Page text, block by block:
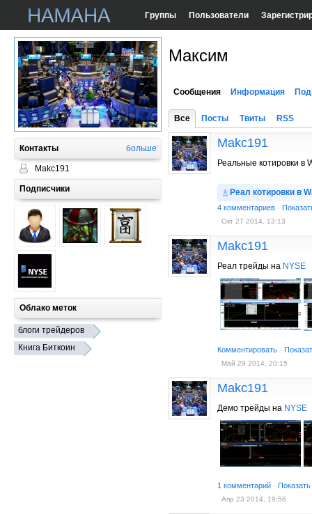
Группы Пользователи
Контакты больше
Makc191
Подписчики
Облако меток
блоги трейдеров
Книга Биткоин
Максим
Сообщения Информация
Все Посты Твиты RSS
Makc191
Реальные котировки в
Реал котировки в
4 комментариев ·
Окт 27 2014, 13:13
Makc191
Реал трейды на NYSE
Комментировать ·
Май 29 2014, 20:15
Makc191
Демо трейды на NYSE
1 комментарий ·
Апр 23 2014, 19:56